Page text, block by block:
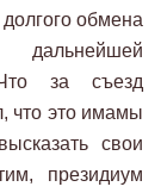
обмена
за съезд
что это имамы
свои
президиум